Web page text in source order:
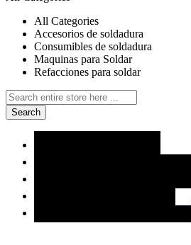
All Categories
Accesorios de soldadura
Consumibles de soldadura
Maquinas para Soldar
Refacciones para soldar
Search